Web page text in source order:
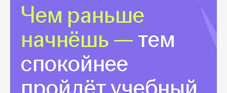
Чем раньше
начнёшь — тем
спокойнее
пройдёт учебный